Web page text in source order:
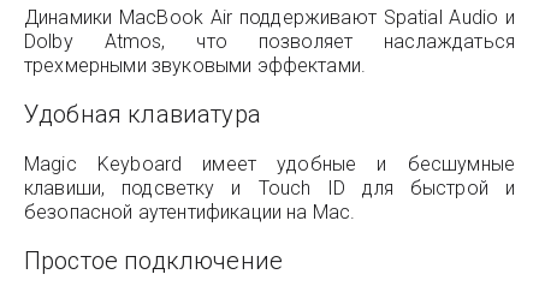
Динамики MacBook Air поддерживают Spatial Audio и
Dolby Atmos, что позволяет наслаждаться
трехмерными звуковыми эффектами.
Удобная клавиатура
Magic Keyboard имеет удобные и бесшумные
клавиши, подсветку и Touch ID для быстрой и
безопасной аутентификации на Mac.
Простое подключение